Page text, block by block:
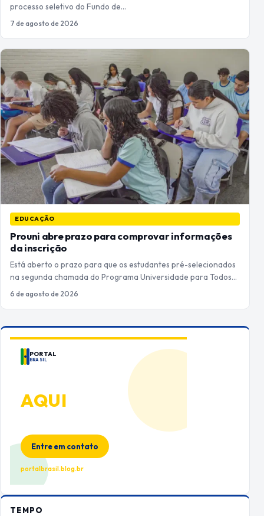
processo seletivo do Fundo de…
7 de agosto de 2026
EDUCAÇÃO
Prouni abre prazo para comprovar informações
da inscrição
Está aberto o prazo para que os estudantes pré-selecionados
na segunda chamada do Programa Universidade para Todos…
6 de agosto de 2026
PORTAL
BRASIL
AQUI
Entre em contato
portalbrasil.blog.br
TEMPO